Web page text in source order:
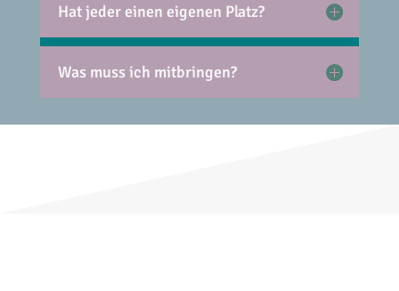
Hat jeder einen eigenen Platz?
Was muss ich mitbringen?